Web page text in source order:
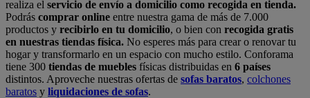
realiza el servicio de envío a domicilio como recogida en tienda.
Podrás comprar online entre nuestra gama de más de 7.000
productos y recibirlo en tu domicilio, o bien con recogida gratis
en nuestras tiendas física. No esperes más para crear o renovar tu
hogar y transformarlo en un espacio con mucho estilo. Conforama
tiene 300 tiendas de muebles físicas distribuidas en 6 países
distintos. Aproveche nuestras ofertas de sofas baratos, colchones
baratos y liquidaciones de sofas.